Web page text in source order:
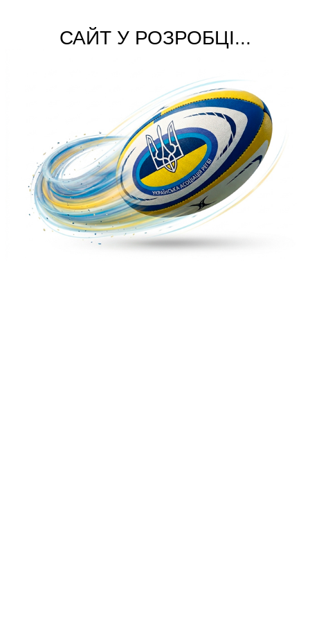
САЙТ У РОЗРОБЦІ...